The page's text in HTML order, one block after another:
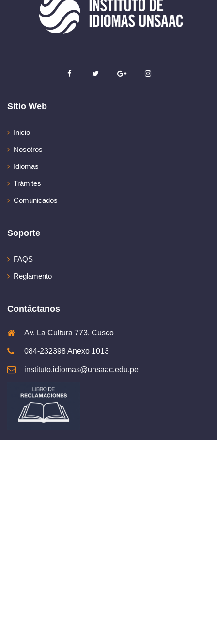
Sitio Web
Inicio
Nosotros
Idiomas
Trámites
Comunicados
Soporte
FAQS
Reglamento
Contáctanos
Av. La Cultura 773, Cusco
084-232398 Anexo 1013
instituto.idiomas@unsaac.edu.pe